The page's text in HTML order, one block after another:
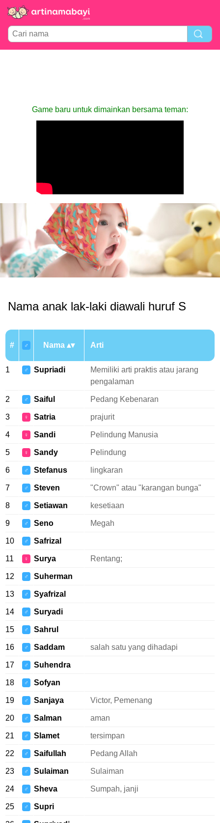
Game baru untuk dimainkan bersama teman:
Nama anak lak-laki diawali huruf S
# ♂ Nama Arti
1 ♂ Supriadi
Memiliki arti praktis atau jarang
pengalaman
2 ♂ Saiful Pedang Kebenaran
3 ♀ Satria prajurit
4 ♀ Sandi Pelindung Manusia
5 ♀ Sandy Pelindung
6 ♂ Stefanus lingkaran
7 ♂ Steven "Crown" atau "karangan bunga"
8 ♂ Setiawan kesetiaan
9 ♂ Seno Megah
10 ♂ Safrizal
11 ♀ Surya Rentang;
12 ♂ Suherman
13 ♂ Syafrizal
14 ♂ Suryadi
15 ♂ Sahrul
16 ♂ Saddam salah satu yang dihadapi
17 ♂ Suhendra
18 ♂ Sofyan
19 ♂ Sanjaya Victor, Pemenang
20 ♂ Salman aman
21 ♂ Slamet tersimpan
22 ♂ Saifullah Pedang Allah
23 ♂ Sulaiman Sulaiman
24 ♂ Sheva Sumpah, janji
25 ♂ Supri